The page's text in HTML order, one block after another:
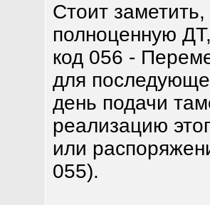
Стоит
полноценную
код 056 -
для
день подачи
реализацию
или
055).